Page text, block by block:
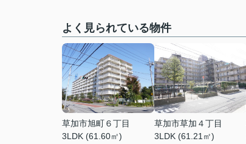
よく見られている物件
草加市旭町６丁目
3LDK (61.60㎡)
草加市草加４丁目
3LDK (61.21㎡)